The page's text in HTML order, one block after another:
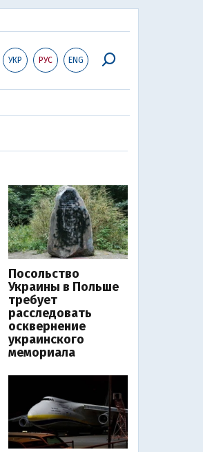
УКР РУС ENG
Посольство
Украины в Польше
требует
расследовать
осквернение
украинского
мемориала